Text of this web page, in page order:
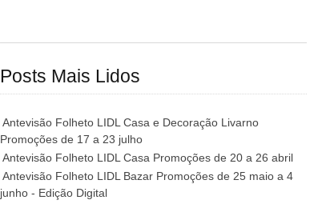
Posts Mais Lidos
Antevisão Folheto LIDL Casa e Decoração Livarno
Promoções de 17 a 23 julho
Antevisão Folheto LIDL Casa Promoções de 20 a 26 abril
Antevisão Folheto LIDL Bazar Promoções de 25 maio a 4
junho - Edição Digital